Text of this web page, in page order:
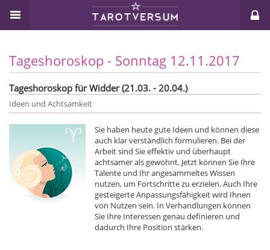
Tageshoroskop - Sonntag 12.11.2017
Tageshoroskop für Widder (21.03. - 20.04.)
Ideen und Achtsamkeit
Sie haben heute gute Ideen und können diese
auch klar verständlich formulieren. Bei der
Arbeit sind Sie effektiv und überhaupt
achtsamer als gewohnt. Jetzt können Sie Ihre
Talente und Ihr angesammeltes Wissen
nutzen, um Fortschritte zu erzielen. Auch Ihre
gesteigerte Anpassungsfähigkeit wird Ihnen
von Nutzen sein. In Verhandlungen können
Sie Ihre Interessen genau definieren und
dadurch Ihre Position stärken.